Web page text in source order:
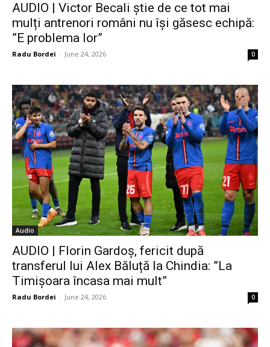
AUDIO | Victor Becali știe de ce tot mai
mulți antrenori români nu își găsesc echipă:
”E problema lor”
Radu Bordei - June 24, 2026 0
Audio
AUDIO | Florin Gardoș, fericit după
transferul lui Alex Băluță la Chindia: ”La
Timișoara încasa mai mult”
Radu Bordei - June 24, 2026 0